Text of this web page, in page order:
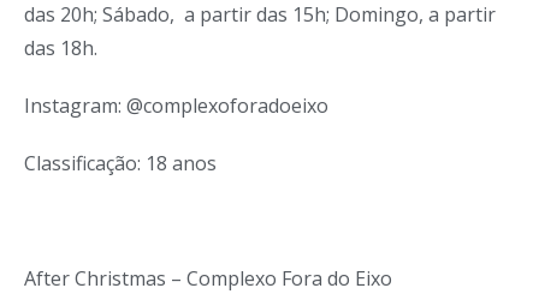
das 20h; Sábado, a partir das 15h; Domingo, a partir
das 18h.
Instagram: @complexoforadoeixo
Classificação: 18 anos
After Christmas – Complexo Fora do Eixo